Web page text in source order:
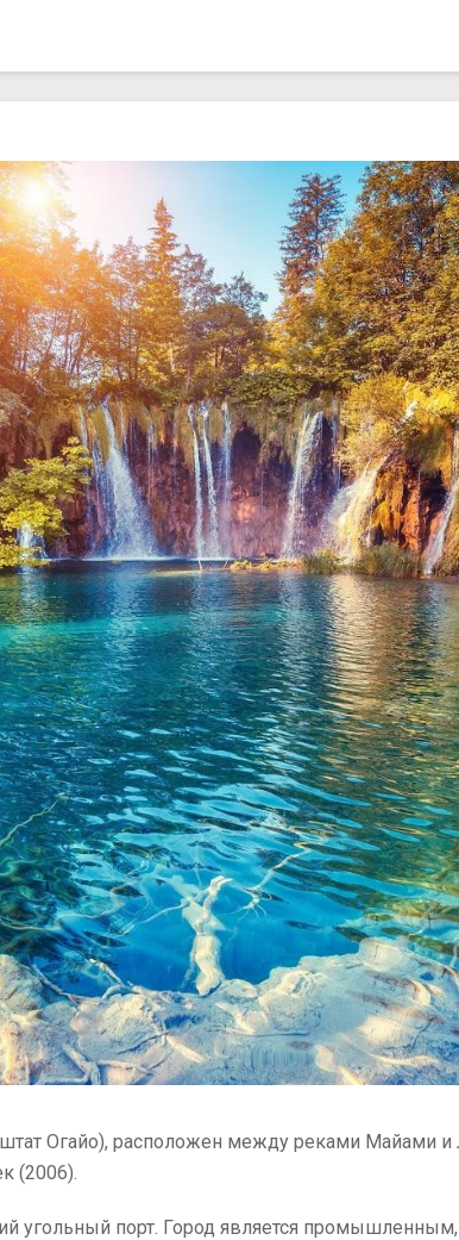
Огайо), расположен между реками Майами
(2006).
угольный порт. Город является